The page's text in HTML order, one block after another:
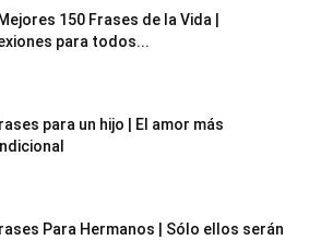
150 Frases de la Vida |
para todos...
para un hijo | El amor más
Para Hermanos | Sólo ellos serán